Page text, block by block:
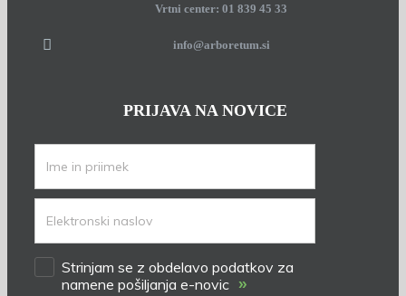
Vrtni center: 01 839 45 33
info@arboretum.si
PRIJAVA NA NOVICE
Strinjam se z obdelavo podatkov za
namene pošiljanja e-novic »